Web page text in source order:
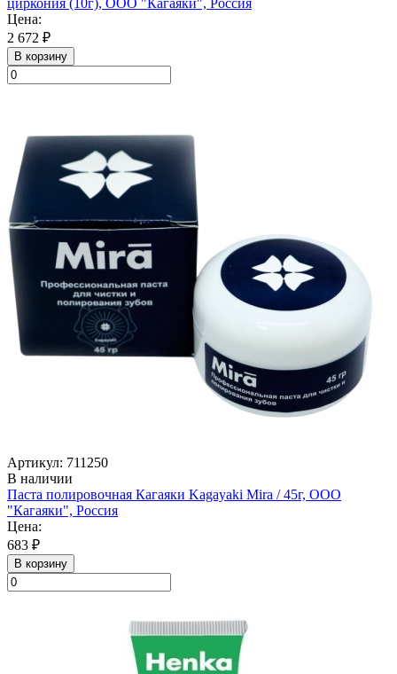
Цена:
2 672 ₽
В корзину
Артикул: 711250
В наличии
Паста полировочная Кагаяки Kagayaki Mira / 45г, ООО
"Кагаяки", Россия
Цена:
683 ₽
В корзину